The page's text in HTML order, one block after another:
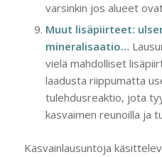
varsinkin jos alueet
Muut lisäpiirteet:
mineralisaatio…
vielä mahdolliset
laadusta riippumatta
tulehdusreaktio, jota
kasvaimen reunoilla ja
Kasvainlausuntoja